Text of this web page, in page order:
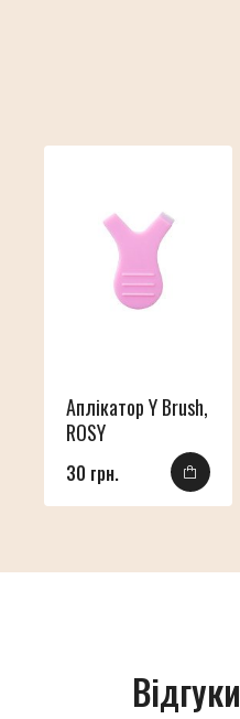
Аплікатор Y Brush,
ROSY
30 грн.
Відгуки